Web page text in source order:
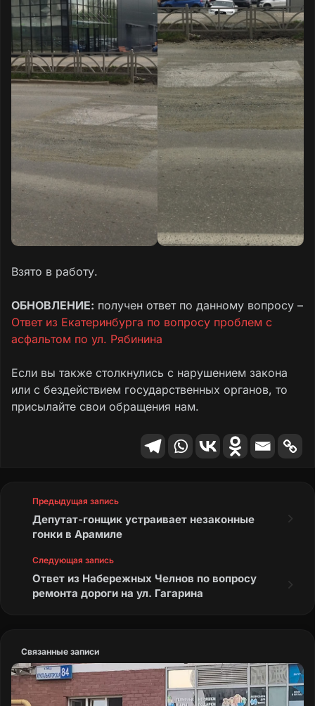
Взято в работу.
ОБНОВЛЕНИЕ: получен ответ по данному вопросу –
Ответ из Екатеринбурга по вопросу проблем с
асфальтом по ул. Рябинина
Если вы также столкнулись с нарушением закона
или с бездействием государственных органов, то
присылайте свои обращения нам.
Предыдущая запись
Депутат-гонщик устраивает незаконные
гонки в Арамиле
Следующая запись
Ответ из Набережных Челнов по вопросу
ремонта дороги на ул. Гагарина
Связанные записи